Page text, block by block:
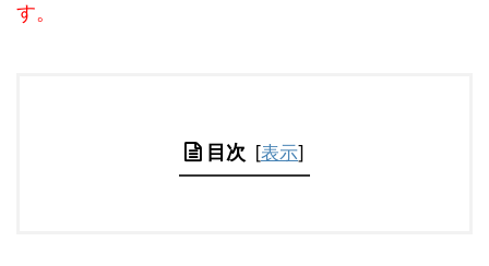
す。
目次 [表示]